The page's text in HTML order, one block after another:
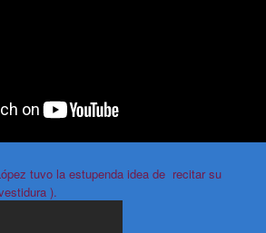
tuvo la estupenda idea de recitar su
).